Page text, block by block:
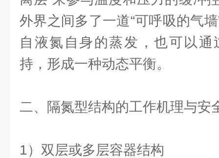
外界之间多了一道“可呼吸的气
自液氮自身的蒸发，也可以
持，形成一种动态平衡。
二、隔氮型结构的工作机理与安
1）双层或多层容器结构